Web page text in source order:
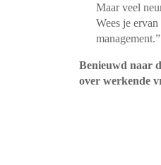
Maar veel
Wees je
management.”
Benieuwd naar
over werkende